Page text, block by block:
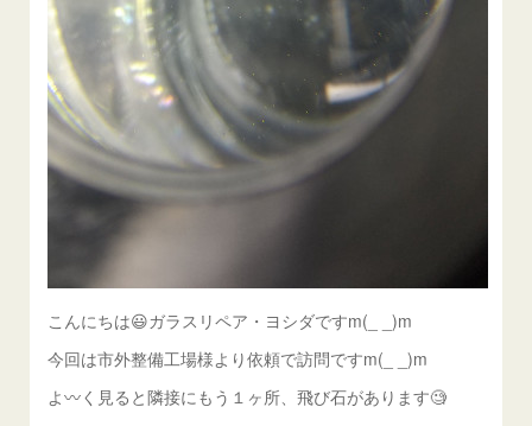
こんにちは😃ガラスリペア・ヨシダですm(_ _)m
今回は市外整備工場様より依頼で訪問ですm(_ _)m
よ〰️く見ると隣接にもう１ヶ所、飛び石があります🧐